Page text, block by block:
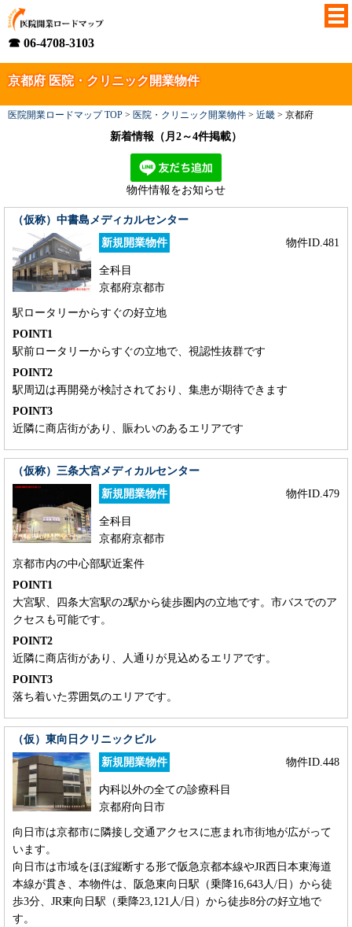
☎ 06-4708-3103
京都府 医院・クリニック開業物件
医院開業ロードマップ TOP > 医院・クリニック開業物件 > 近畿 > 京都府
新着情報（月2～4件掲載）
物件情報をお知らせ
（仮称）中書島メディカルセンター
物件ID.481
新規開業物件
全科目
京都府京都市
駅ロータリーからすぐの好立地
POINT1
駅前ロータリーからすぐの立地で、視認性抜群です
POINT2
駅周辺は再開発が検討されており、集患が期待できます
POINT3
近隣に商店街があり、賑わいのあるエリアです
（仮称）三条大宮メディカルセンター
物件ID.479
新規開業物件
全科目
京都府京都市
京都市内の中心部駅近案件
POINT1
大宮駅、四条大宮駅の2駅から徒歩圏内の立地です。市バスでのア
クセスも可能です。
POINT2
近隣に商店街があり、人通りが見込めるエリアです。
POINT3
落ち着いた雰囲気のエリアです。
（仮）東向日クリニックビル
物件ID.448
新規開業物件
内科以外の全ての診療科目
京都府向日市
向日市は京都市に隣接し交通アクセスに恵まれ市街地が広がって
います。
向日市は市域をほぼ縦断する形で阪急京都本線やJR西日本東海道
本線が貫き、本物件は、阪急東向日駅（乗降16,643人/日）から徒
歩3分、JR東向日駅（乗降23,121人/日）から徒歩8分の好立地で
す。